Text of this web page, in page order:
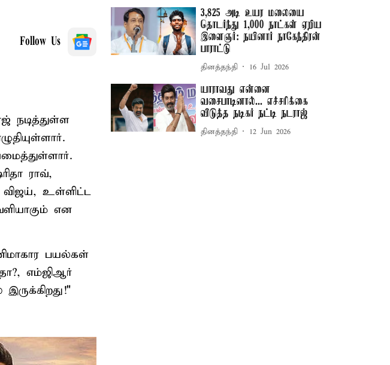
Follow Us
நடித்துள்ள
ராவ்,
விஜய், உள்ளிட்ட
என
பயல்கள்
எம்ஜிஆர்
3,825 அடி உயர மலையை
தொடர்ந்து 1,000 நாட்கள் ஏறிய
இளைஞர்: நயினார் நாகேந்திரன்
பாராட்டு
தினத்தந்தி 16 Jul 2026
யாராவது என்னை
வசைபாடினால்... எச்சரிக்கை
விடுத்த நடிகர் நட்டி நடராஜ்
தினத்தந்தி 12 Jun 2026